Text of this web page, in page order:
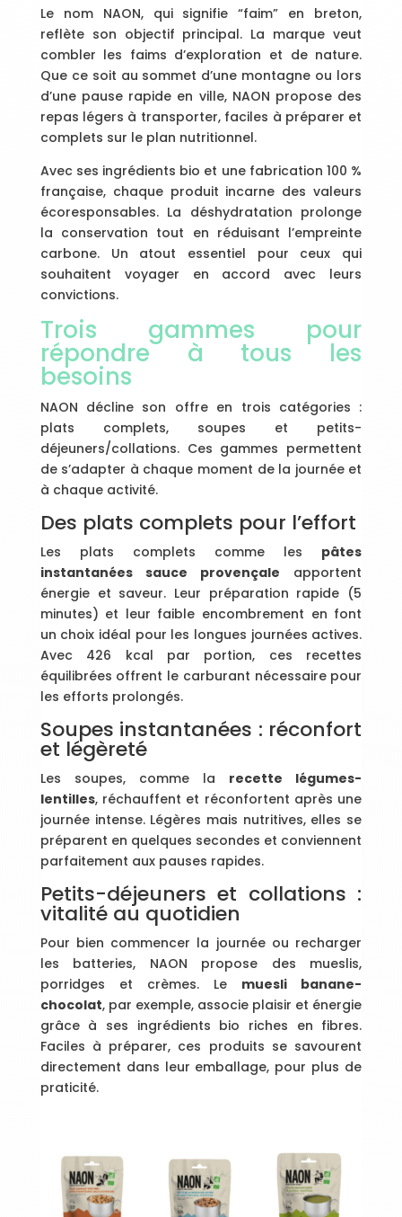
Le nom NAON, qui signifie “faim” en breton,
reflète son objectif principal. La marque veut
combler les faims d’exploration et de nature.
Que ce soit au sommet d’une montagne ou lors
d’une pause rapide en ville, NAON propose des
repas légers à transporter, faciles à préparer et
complets sur le plan nutritionnel.
Avec ses ingrédients bio et une fabrication 100 %
française, chaque produit incarne des valeurs
écoresponsables. La déshydratation prolonge
la conservation tout en réduisant l’empreinte
carbone. Un atout essentiel pour ceux qui
souhaitent voyager en accord avec leurs
convictions.
Trois gammes pour
répondre à tous les
besoins
NAON décline son offre en trois catégories :
plats complets, soupes et petits-
déjeuners/collations. Ces gammes permettent
de s’adapter à chaque moment de la journée et
à chaque activité.
Des plats complets pour l’effort
Les plats complets comme les pâtes
instantanées sauce provençale apportent
énergie et saveur. Leur préparation rapide (5
minutes) et leur faible encombrement en font
un choix idéal pour les longues journées actives.
Avec 426 kcal par portion, ces recettes
équilibrées offrent le carburant nécessaire pour
les efforts prolongés.
Soupes instantanées : réconfort
et légèreté
Les soupes, comme la recette légumes-
lentilles, réchauffent et réconfortent après une
journée intense. Légères mais nutritives, elles se
préparent en quelques secondes et conviennent
parfaitement aux pauses rapides.
Petits-déjeuners et collations :
vitalité au quotidien
Pour bien commencer la journée ou recharger
les batteries, NAON propose des mueslis,
porridges et crèmes. Le muesli banane-
chocolat, par exemple, associe plaisir et énergie
grâce à ses ingrédients bio riches en fibres.
Faciles à préparer, ces produits se savourent
directement dans leur emballage, pour plus de
praticité.